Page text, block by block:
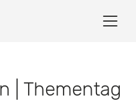
| Thementag